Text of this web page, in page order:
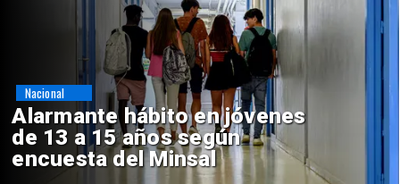
Aprueban creación del Parque
Sebastián Piñera con inversión
de $4 mil millones
Regiones